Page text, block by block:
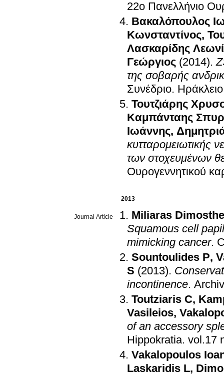
22ο Πανελλήνιο
Βακαλόπουλος
Κωνσταντίνος,
Λασκαρίδης
Γεώργιος (2014).
της σοβαρής
Συνέδριο.
Τουτζιάρης
Καμπάνταης
Ιωάννης,
κυτταρομειωτικής
των στοχευμένων
Ουρογεννητικού
2013
Journal Article
Miliaras
Squamous cell
mimicking cancer.
Sountoulides P,
S (2013).
incontinence.
Toutziaris C,
Vasileios,
of an accessory
Hippokratia.
Vakalopoulos
Laskaridis L,